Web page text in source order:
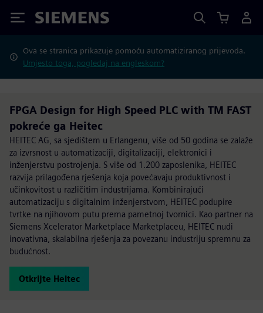
Siemens
Ova se stranica prikazuje pomoću automatiziranog prijevoda.
Umjesto toga, pogledaj na engleskom?
FPGA Design for High Speed PLC with TM FAST
pokreće ga Heitec
HEITEC AG, sa sjedištem u Erlangenu, više od 50 godina se zalaže
za izvrsnost u automatizaciji, digitalizaciji, elektronici i
inženjerstvu postrojenja. S više od 1.200 zaposlenika, HEITEC
razvija prilagođena rješenja koja povećavaju produktivnost i
učinkovitost u različitim industrijama. Kombinirajući
automatizaciju s digitalnim inženjerstvom, HEITEC podupire
tvrtke na njihovom putu prema pametnoj tvornici. Kao partner na
Siemens Xcelerator Marketplace Marketplaceu, HEITEC nudi
inovativna, skalabilna rješenja za povezanu industriju spremnu za
budućnost.
Otkrijte Heitec